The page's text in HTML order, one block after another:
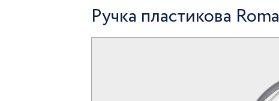
Ручка пластикова Roma